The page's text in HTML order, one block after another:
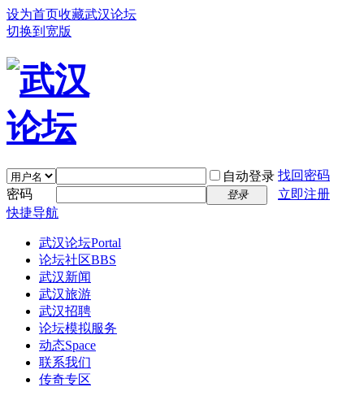
设为首页收藏武汉论坛
切换到宽版
自动登录 找回密码
密码
登录
立即注册
快捷导航
武汉论坛Portal
论坛社区BBS
武汉新闻
武汉旅游
武汉招聘
论坛模拟服务
动态Space
联系我们
传奇专区